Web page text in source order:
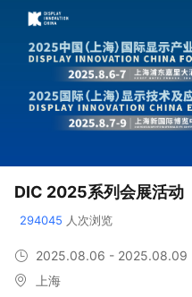
DIC 2025系列会展活动
294045 人次浏览
2025.08.06 - 2025.08.09
上海